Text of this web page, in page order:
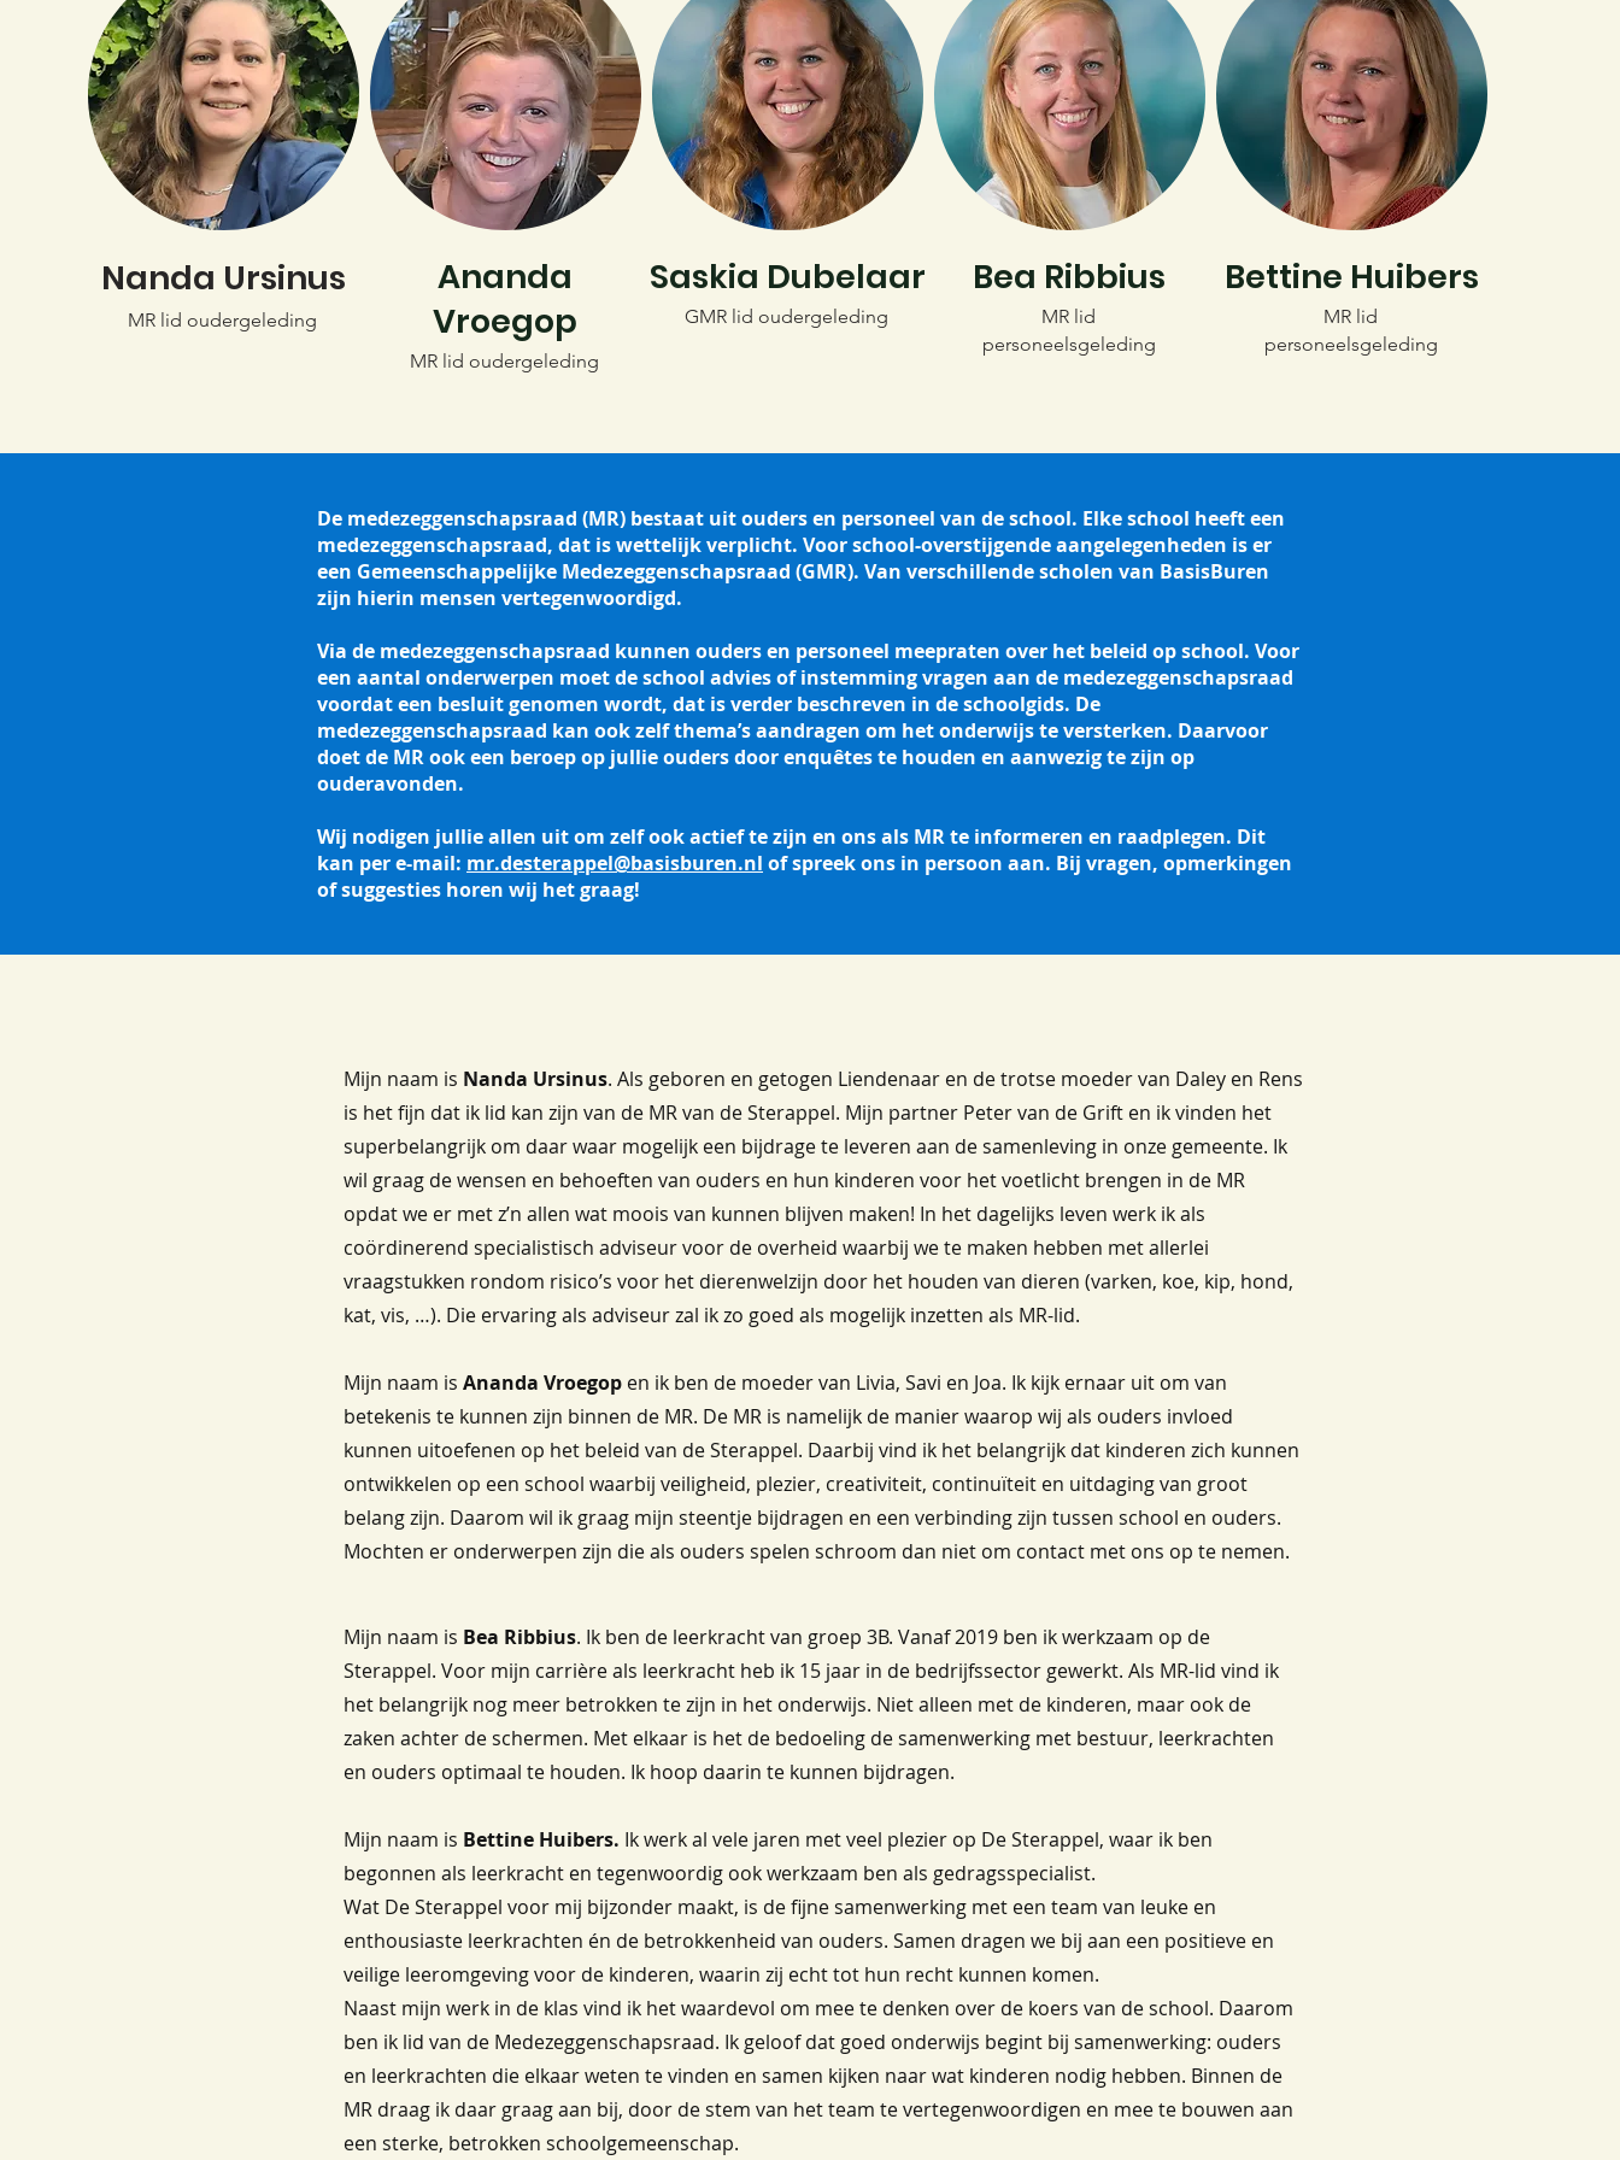
De medezeggenschapsraad (MR) bestaat uit ouders en personeel van de school. Elke school heeft een
medezeggenschapsraad, dat is wettelijk verplicht. Voor school-overstijgende aangelegenheden is er
een Gemeenschappelijke Medezeggenschapsraad (GMR). Van verschillende scholen van BasisBuren
zijn hierin mensen vertegenwoordigd.
Via de medezeggenschapsraad kunnen ouders en personeel meepraten over het beleid op school. Voor
een aantal onderwerpen moet de school advies of instemming vragen aan de medezeggenschapsraad
voordat een besluit genomen wordt, dat is verder beschreven in de schoolgids. De
medezeggenschapsraad kan ook zelf thema’s aandragen om het onderwijs te versterken. Daarvoor
doet de MR ook een beroep op jullie ouders door enquêtes te houden en aanwezig te zijn op
ouderavonden.
Wij nodigen jullie allen uit om zelf ook actief te zijn en ons als MR te informeren en raadplegen. Dit
kan per e-mail: mr.desterappel@basisburen.nl of spreek ons in persoon aan. Bij vragen, opmerkingen
of suggesties horen wij het graag!
Mijn naam is Nanda Ursinus. Als geboren en getogen Liendenaar en de trotse moeder van Daley en Rens
is het fijn dat ik lid kan zijn van de MR van de Sterappel. Mijn partner Peter van de Grift en ik vinden het
superbelangrijk om daar waar mogelijk een bijdrage te leveren aan de samenleving in onze gemeente. Ik
wil graag de wensen en behoeften van ouders en hun kinderen voor het voetlicht brengen in de MR
opdat we er met z’n allen wat moois van kunnen blijven maken! In het dagelijks leven werk ik als
coördinerend specialistisch adviseur voor de overheid waarbij we te maken hebben met allerlei
vraagstukken rondom risico’s voor het dierenwelzijn door het houden van dieren (varken, koe, kip, hond,
kat, vis, …). Die ervaring als adviseur zal ik zo goed als mogelijk inzetten als MR-lid.
Mijn naam is Ananda Vroegop en ik ben de moeder van Livia, Savi en Joa. Ik kijk ernaar uit om van
betekenis te kunnen zijn binnen de MR. De MR is namelijk de manier waarop wij als ouders invloed
kunnen uitoefenen op het beleid van de Sterappel. Daarbij vind ik het belangrijk dat kinderen zich kunnen
ontwikkelen op een school waarbij veiligheid, plezier, creativiteit, continuïteit en uitdaging van groot
belang zijn. Daarom wil ik graag mijn steentje bijdragen en een verbinding zijn tussen school en ouders.
Mochten er onderwerpen zijn die als ouders spelen schroom dan niet om contact met ons op te nemen.
Nanda Ursinus
MR lid oudergeleding
Ananda
Vroegop
MR lid oudergeleding
Saskia Dubelaar
GMR lid oudergeleding
Bea Ribbius
MR lid
personeelsgeleding
Bettine Huibers
MR lid
personeelsgeleding
Mijn naam is Bea Ribbius. Ik ben de leerkracht van groep 3B. Vanaf 2019 ben ik werkzaam op de
Sterappel. Voor mijn carrière als leerkracht heb ik 15 jaar in de bedrijfssector gewerkt. Als MR-lid vind ik
het belangrijk nog meer betrokken te zijn in het onderwijs. Niet alleen met de kinderen, maar ook de
zaken achter de schermen. Met elkaar is het de bedoeling de samenwerking met bestuur, leerkrachten
en ouders optimaal te houden. Ik hoop daarin te kunnen bijdragen.
Mijn naam is Bettine Huibers. Ik werk al vele jaren met veel plezier op De Sterappel, waar ik ben
begonnen als leerkracht en tegenwoordig ook werkzaam ben als gedragsspecialist.
Wat De Sterappel voor mij bijzonder maakt, is de fijne samenwerking met een team van leuke en
enthousiaste leerkrachten én de betrokkenheid van ouders. Samen dragen we bij aan een positieve en
veilige leeromgeving voor de kinderen, waarin zij echt tot hun recht kunnen komen.
Naast mijn werk in de klas vind ik het waardevol om mee te denken over de koers van de school. Daarom
ben ik lid van de Medezeggenschapsraad. Ik geloof dat goed onderwijs begint bij samenwerking: ouders
en leerkrachten die elkaar weten te vinden en samen kijken naar wat kinderen nodig hebben. Binnen de
MR draag ik daar graag aan bij, door de stem van het team te vertegenwoordigen en mee te bouwen aan
een sterke, betrokken schoolgemeenschap.